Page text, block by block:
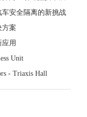
安全隔离的新挑战
方案
用
Unit
- Triaxis Hall